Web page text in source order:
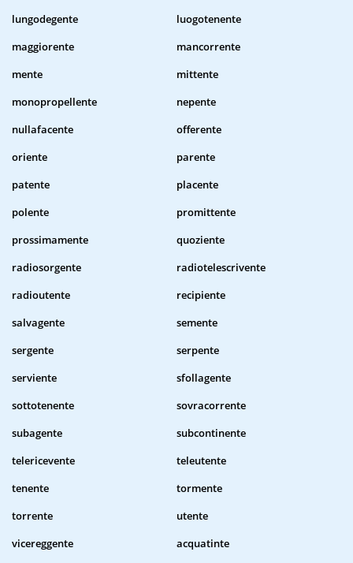
lungodegente
luogotenente
maggiorente
mancorrente
mente
mittente
monopropellente
nepente
nullafacente
offerente
oriente
parente
patente
placente
polente
promittente
prossimamente
quoziente
radiosorgente
radiotelescrivente
radioutente
recipiente
salvagente
semente
sergente
serpente
serviente
sfollagente
sottotenente
sovracorrente
subagente
subcontinente
telericevente
teleutente
tenente
tormente
torrente
utente
vicereggente
acquatinte